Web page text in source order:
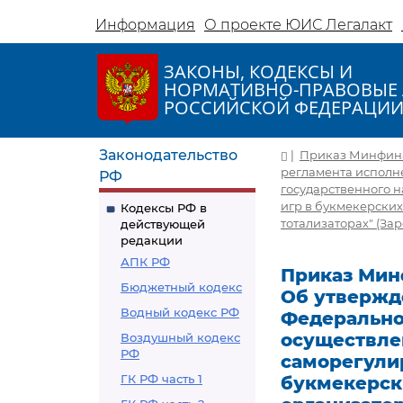
Информация О проекте ЮИС Легалакт
ЗАКОНЫ, КОДЕКСЫ И
НОРМАТИВНО-ПРАВОВЫЕ
РОССИЙСКОЙ ФЕДЕРАЦИИ
Законодательство
РФ
Кодексы РФ в
действующей
редакции
АПК РФ
Бюджетный кодекс
Водный кодекс РФ
Воздушный кодекс
РФ
ГК РФ часть 1
| Приказ Минфина
регламента
государственного
игр в
тотализаторах"
Приказ
Об